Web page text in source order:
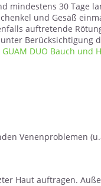
mindestens 30 Tage
und Gesäß
auftretende
Berücksichtigung
GUAM DUO Bauch
Venenproblemen
Haut auftragen.